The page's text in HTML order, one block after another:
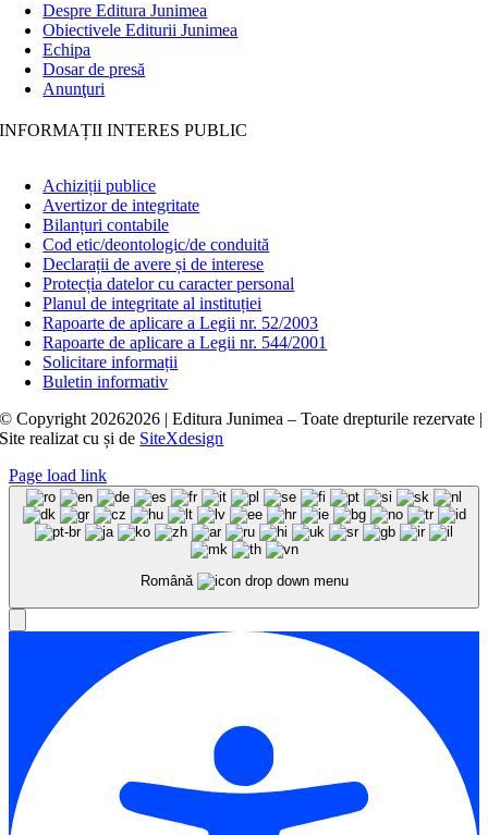
Despre Editura Junimea
Obiectivele Editurii Junimea
Echipa
Dosar de presă
Anunţuri
INFORMAȚII INTERES PUBLIC
Achiziții publice
Avertizor de integritate
Bilanțuri contabile
Cod etic/deontologic/de conduită
Declarații de avere și de interese
Protecția datelor cu caracter personal
Planul de integritate al instituției
Rapoarte de aplicare a Legii nr. 52/2003
Rapoarte de aplicare a Legii nr. 544/2001
Solicitare informații
Buletin informativ
© Copyright 20262026 | Editura Junimea – Toate drepturile rezervate |
Site realizat cușide SiteXdesign
Page load link
Română